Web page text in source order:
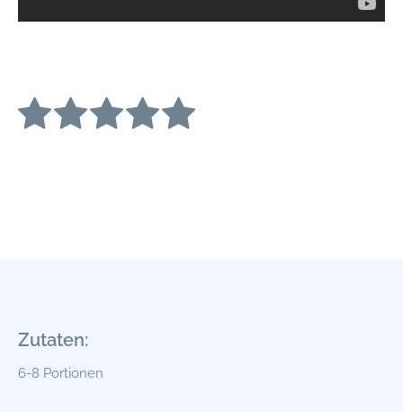
Zutaten:
6-8 Portionen